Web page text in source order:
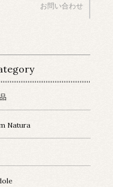
お問い合わせ
Natura